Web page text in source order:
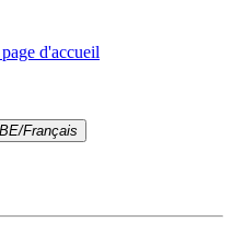
d'accueil
BE/Français